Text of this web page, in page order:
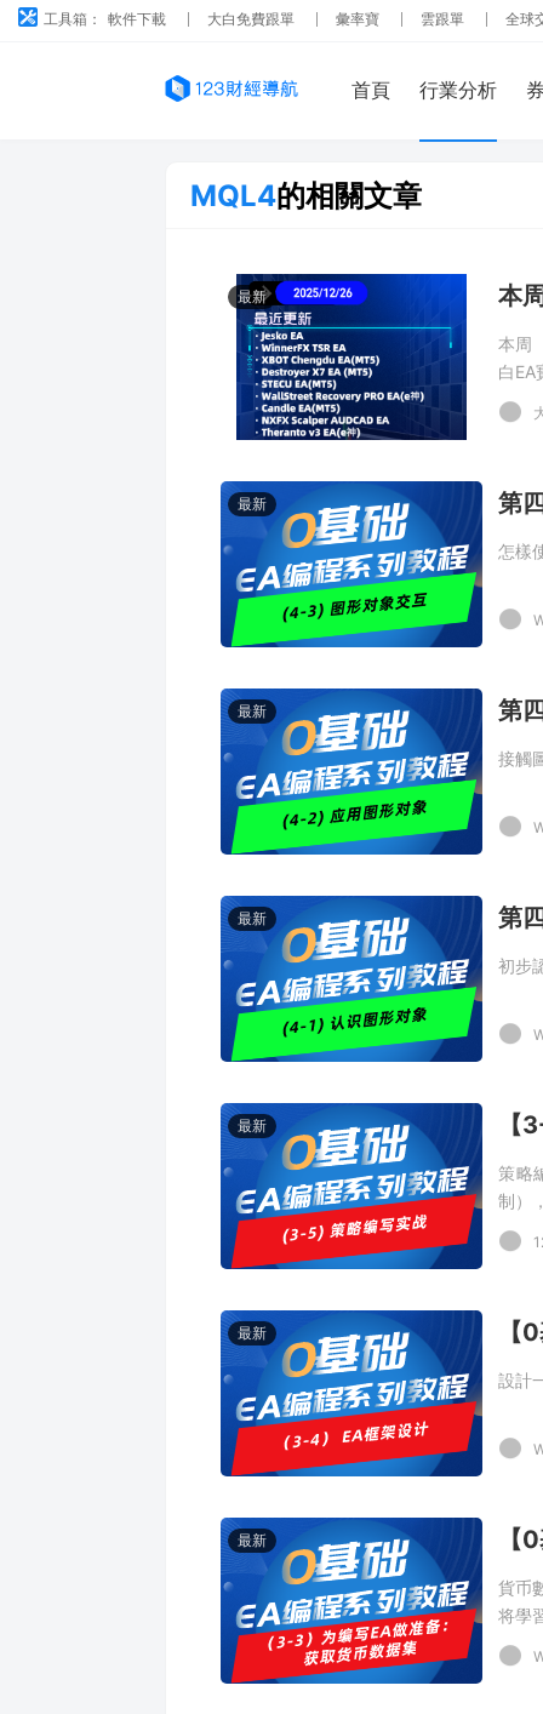
工具箱： 軟件下載 大白免費跟單 彙率寶 雲跟單 全球
首頁 行業分析
MQL4的相關文章
最新 本
本周
白EA
最新 第
怎樣
最新 第
接觸
最新 第
初步
最新 【
策略
制）
最新 【
設計
最新
貨币
将學